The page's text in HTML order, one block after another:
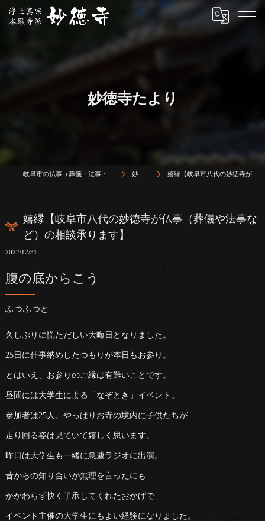
妙徳寺たより
妙徳寺たより 嬉縁【岐阜市八代の妙徳寺が仏事（葬儀や法事など）の相談承ります】
嬉縁【岐阜市八代の妙徳寺が仏事（葬儀や法事な
ど）の相談承ります】
2022/12/31
ふつふつと
腹の底からこう
久しぶりに慌ただしい大晦日となりました。
25日に仕事納めしたつもりが本日もお参り。
とはいえ、お参りのご縁は有難いことです。
昼間には大学生による「なぞとき」イベント。
参加者は25人。やっぱりお寺の境内に子供たちが
走り回る姿は見ていて嬉しく思います。
昨日は大学生も一緒に急遽ラジオに出演。
昔からの知り合いが無理を言ったにも
かかわらず快く了承してくれたおかげで
イベント主催の大学生にもよい経験になりました。